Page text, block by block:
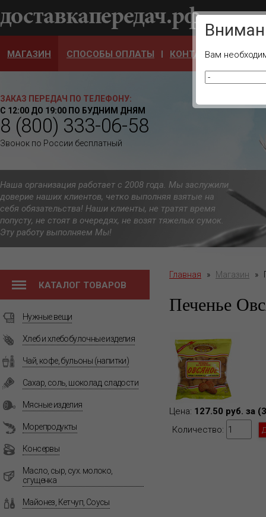
Ваш
МАГАЗИН СПОСОБЫ ОПЛАТЫ КОНТАКТЫ
ЗАКАЗ ПЕРЕДАЧ ПО ТЕЛЕФОНУ:
С 12:00 ДО 19:00 ПО БУДНИМ ДНЯМ
8 (800) 333-06-58
Звонок по России бесплатный
Наша организация работает с 2008 года. Мы заслужили
доверие наших клиентов, четко выполняя взятые на
себя обязательства! Наши клиенты, не тратят время
попусту, не стоят в очередях, не возят тяжелых сумок.
Эту работу выполняем Мы!
КАТАЛОГ ТОВАРОВ
Нужные вещи
Хлеб и хлебобулочные изделия
Чай, кофе, бульоны (напитки)
Сахар, соль, шоколад, сладости
Мясные изделия
Морепродукты
Консервы
Масло, сыр, сух. молоко,
сгущенка
Майонез, Кетчуп, Соусы
Главная » Магазин »
Печенье
Цена: 127.50 руб. за
Количество:
Вам